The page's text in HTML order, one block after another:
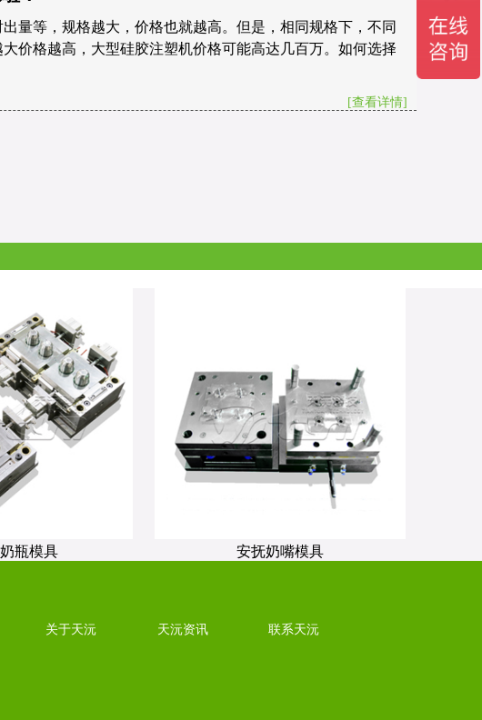
量等，规格越大，价格也就越高。但是，相同规格下，不同
价格越高，大型硅胶注塑机价格可能高达几百万。如何选择
[查看详情]
瓶模具 安抚奶嘴模具
关于天沅 天沅资讯 联系天沅